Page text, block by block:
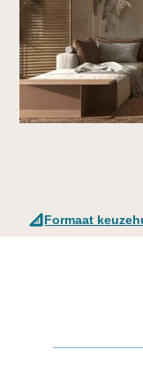
Formaat